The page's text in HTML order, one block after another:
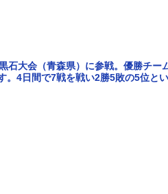
石大会（青森県）に参戦。優勝チー
。4日間で7戦を戦い2勝5敗の5位と